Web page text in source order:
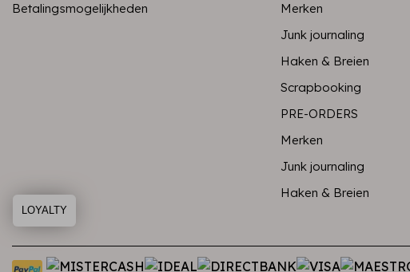
Betalingsmogelijkheden
Merken
Junk journaling
Haken & Breien
Scrapbooking
PRE-ORDERS
Merken
Junk journaling
Haken & Breien
LOYALTY